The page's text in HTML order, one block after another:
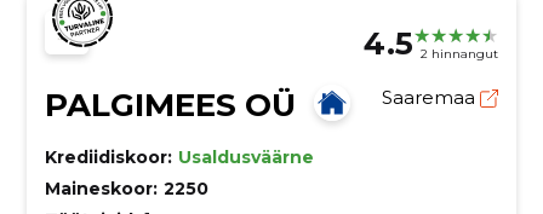
4.5 2 hinnangut
PALGIMEES OÜ Saaremaa
Krediidiskoor: Usaldusväärne
Maineskoor: 2250